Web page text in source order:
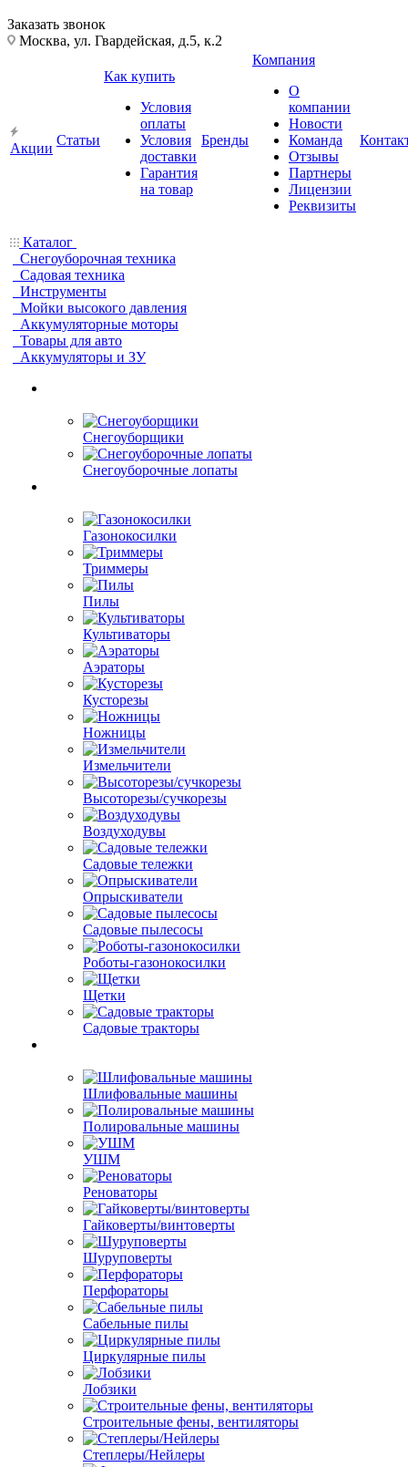
Заказать звонок
Москва, ул. Гвардейская, д.5, к.2
Акции
Статьи
Как купить
Условия
оплаты
Условия
доставки
Гарантия
на товар
Бренды
Компания
О
компании
Новости
Команда
Отзывы
Партнеры
Лицензии
Реквизиты
Каталог
Снегоуборочная техника
Садовая техника
Инструменты
Мойки высокого давления
Аккумуляторные моторы
Товары для авто
Аккумуляторы и ЗУ
Снегоуборщики
Снегоуборочные лопаты
Газонокосилки
Триммеры
Пилы
Культиваторы
Аэраторы
Кусторезы
Ножницы
Измельчители
Высоторезы/сучкорезы
Воздуходувы
Садовые тележки
Опрыскиватели
Садовые пылесосы
Роботы-газонокосилки
Щетки
Садовые тракторы
Шлифовальные машины
Полировальные машины
УШМ
Реноваторы
Гайковерты/винтоверты
Шуруповерты
Перфораторы
Сабельные пилы
Циркулярные пилы
Лобзики
Строительные фены, вентиляторы
Степлеры/Нейлеры